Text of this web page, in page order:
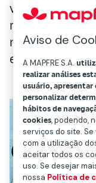
vez, significa
reconhecidos.
natureza
estáveis ao
Aviso de
A MAPFRE S.A.
realizar análises
usuário,
personalizar
hábitos de
cookies, podendo,
serviços do site.
com a utilização
aceitar todos os
uso. Se desejar
nossa Política de